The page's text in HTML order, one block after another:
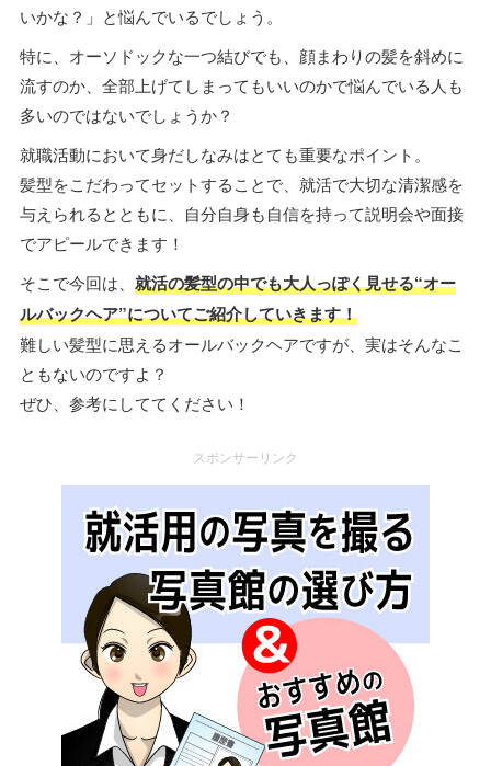
いかな？」と悩んでいるでしょう。
特に、オーソドックな一つ結びでも、顔まわりの髪を斜めに
流すのか、全部上げてしまってもいいのかで悩んでいる人も
多いのではないでしょうか？
就職活動において身だしなみはとても重要なポイント。
髪型をこだわってセットすることで、就活で大切な清潔感を
与えられるとともに、自分自身も自信を持って説明会や面接
でアピールできます！
そこで今回は、 就活の髪型の中でも大人っぽく見せる“オー
ルバックヘア”についてご紹介していきます！
難しい髪型に思えるオールバックヘアですが、実はそんなこ
ともないのですよ？
ぜひ、参考にしててください！
スポンサーリンク